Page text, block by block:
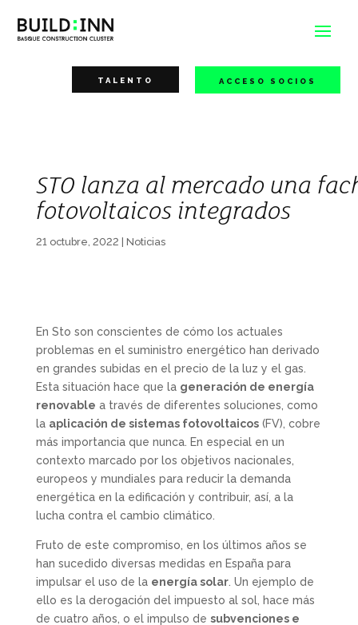
TALENTO ACCESO SOCIOS
STO lanza al mercado una
fotovoltaicos integrados
21 octubre, 2022 Noticias
En Sto son conscientes de cómo los actuales
problemas en el suministro energético han derivado
en grandes subidas en el precio de la luz y el gas.
Esta situación hace que la generación de energía
renovable a través de diferentes soluciones, como
la aplicación de sistemas fotovoltaicos(FV), cobre
más importancia que nunca. En especial en un
contexto marcado por los objetivos nacionales,
europeos y mundiales para reducir la demanda
energética en la edificación y contribuir, así, a la
lucha contra el cambio climático.
Fruto de este compromiso, en los últimos años se
han sucedido diversas medidas en España para
impulsar el uso de la energía solar. Un ejemplo de
ello es la derogación del impuesto al sol, hace más
de cuatro años, o el impulso de subvenciones e